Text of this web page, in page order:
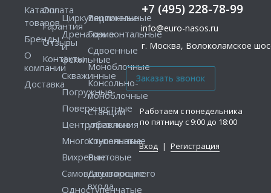
+7 (495) 228-78-99
info@euro-nasos.ru
г. Москва, Волоколамское
Работаем с понедельника
по пятницу с 9:00 до 18:00
Вход | Регистрация
Каталог
товаров
Бренды
О
компании
Доставка
Оплата
Гарантия
Отзывы
Контакты
Циркуляционные
Дренажные
и
фекальные
Скважинные
Погружные
Поверхностные
Центробежные
Многоступенчатые
Вихревые
Самовсасывающие
Одноступенчатые
Вертикальные
Горизонтальные
Сдвоенные
Моноблочные
Консольно-
моноблочные
Станции
управления
Консольные
Винтовые
Двустороннего
входа